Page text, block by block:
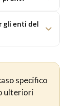
gli enti del
specifico
ulteriori